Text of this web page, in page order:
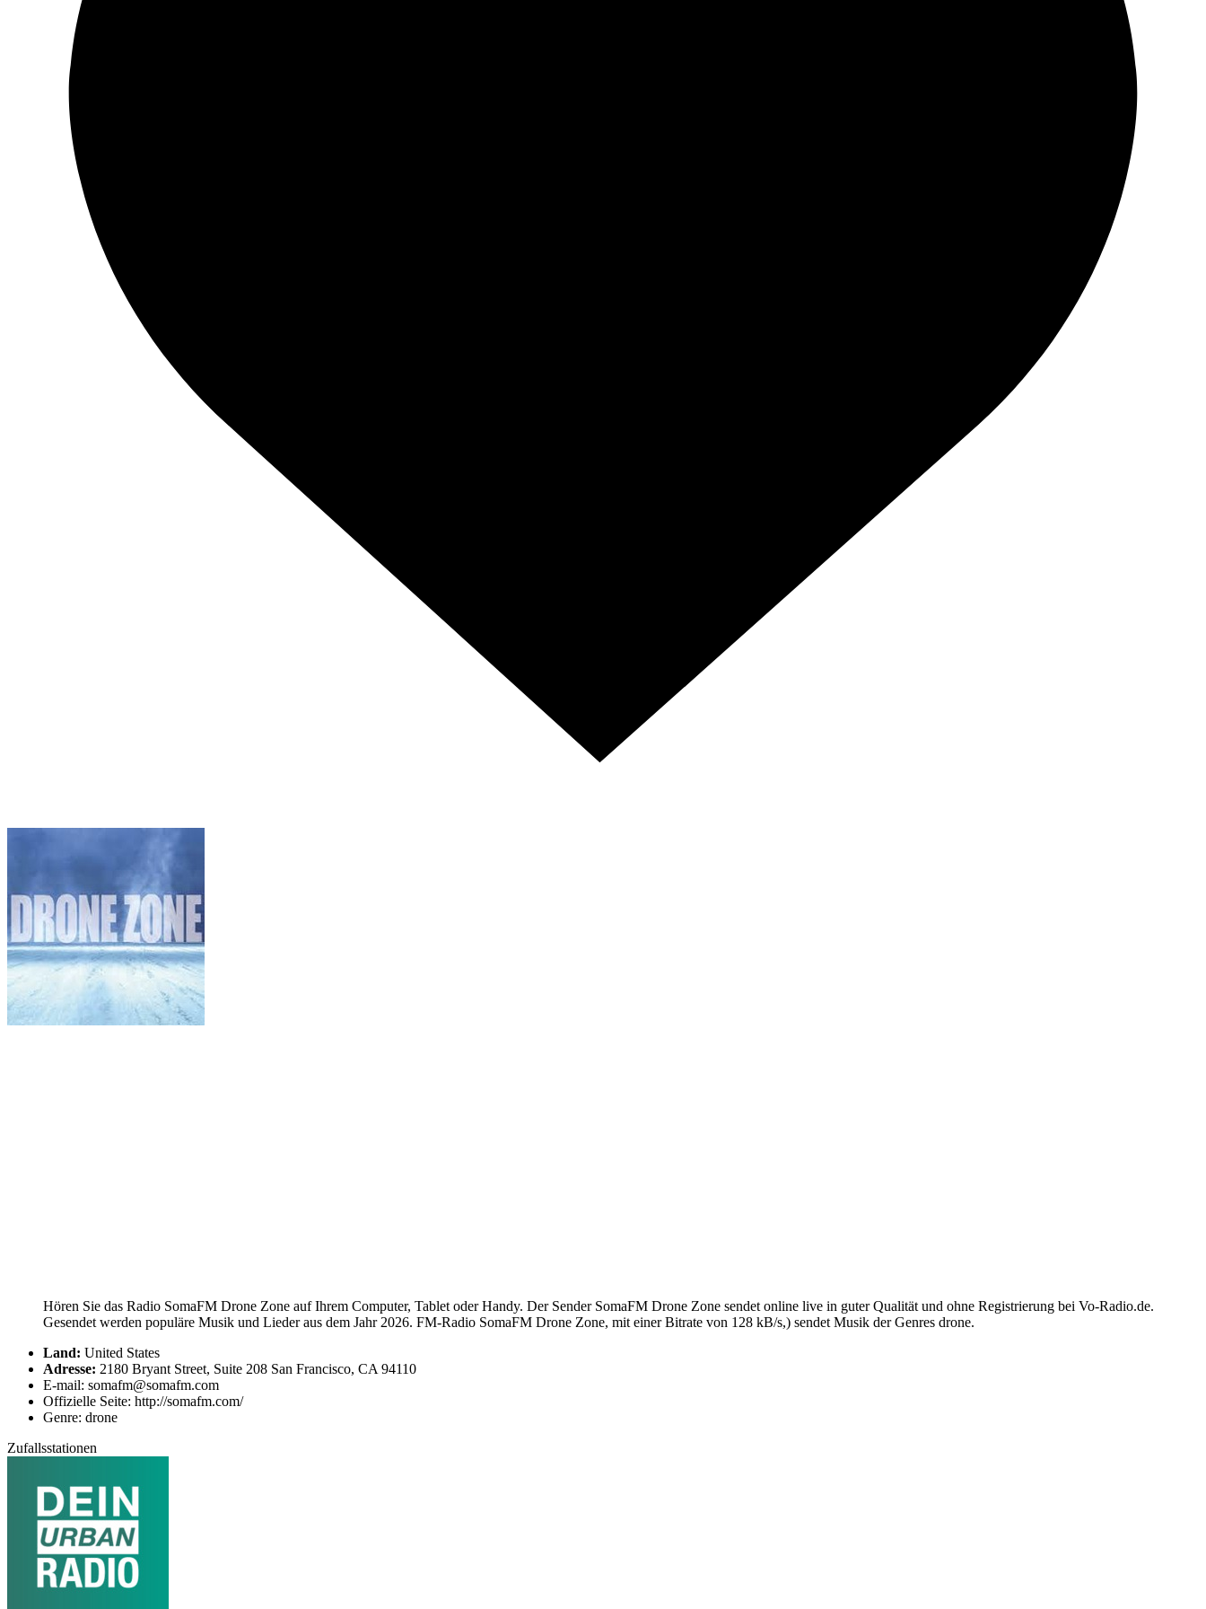
Hören Sie das Radio SomaFM Drone Zone auf Ihrem Computer, Tablet oder Handy. Der Sender SomaFM Drone Zone sendet online live in guter Qualität und ohne Registrierung bei Vo-Radio.de.
Gesendet werden populäre Musik und Lieder aus dem Jahr 2026. FM-Radio SomaFM Drone Zone, mit einer Bitrate von 128 kB/s,) sendet Musik der Genres drone.
Land: United States
Adresse: 2180 Bryant Street, Suite 208 San Francisco, CA 94110
E-mail: somafm@somafm.com
Offizielle Seite: http://somafm.com/
Genre: drone
Zufallsstationen